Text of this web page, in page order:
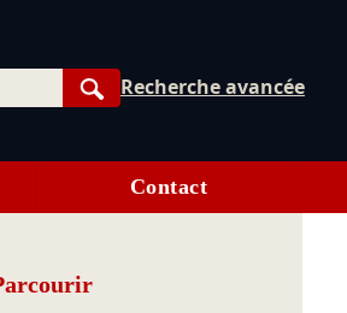
Rechercher
Recherche avancée
Contact